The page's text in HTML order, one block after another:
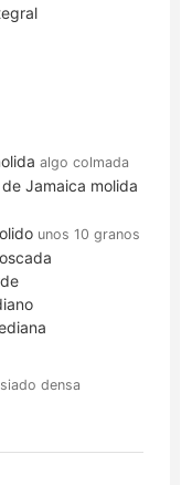
algo colmada
Jamaica molida
unos 10 granos
densa